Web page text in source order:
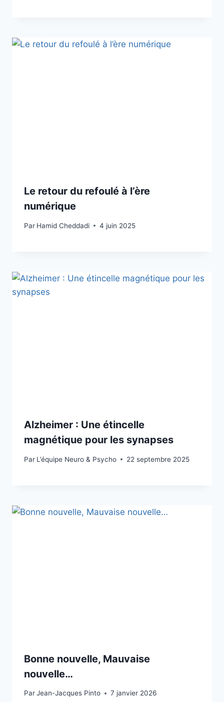
Le retour du refoulé à l’ère
numérique
Par Hamid Cheddadi 4 juin 2025
Alzheimer : Une étincelle
magnétique pour les synapses
Par L’équipe Neuro & Psycho 22 septembre 2025
Bonne nouvelle, Mauvaise
nouvelle…
ParJean-Jacques Pinto 7 janvier 2026